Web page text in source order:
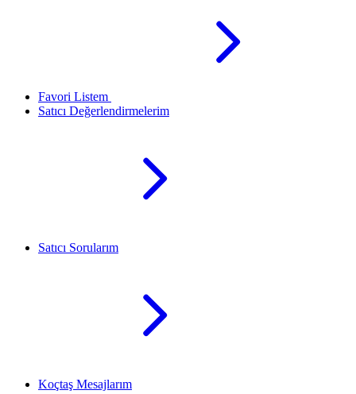
Favori Listem
Satıcı Değerlendirmelerim
Satıcı Sorularım
Koçtaş Mesajlarım